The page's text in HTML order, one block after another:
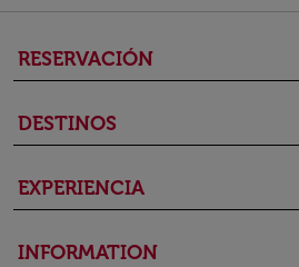
RESERVACIÓN
DESTINOS
EXPERIENCIA
INFORMATION